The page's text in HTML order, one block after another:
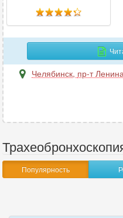
Челябинск, пр-т
Популярность